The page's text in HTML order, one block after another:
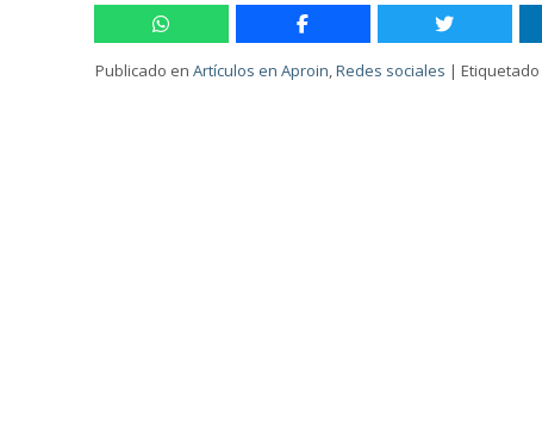
Publicado en Artículos en Aproin,Redes sociales |Etiquetado